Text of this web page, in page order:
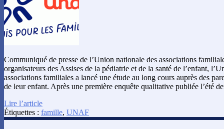
Communiqué de presse de l’Union nationale des associations
organisateurs des Assises de la pédiatrie et de la santé de l’enfant,
associations familiales a lancé une étude au long cours auprès des
de leur enfant. Après une première enquête qualitative publiée l’été
Lire l’article
Étiquettes : famille, UNAF